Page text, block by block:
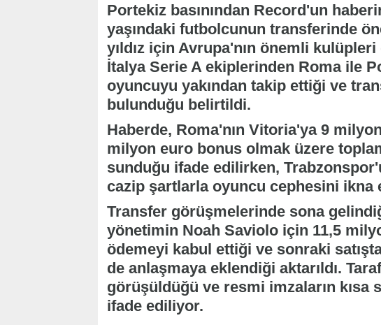
Portekiz basınından Record'un
yaşındaki futbolcunun transferinde
yıldız için Avrupa'nın önemli
İtalya Serie A ekiplerinden Roma ile
oyuncuyu yakından takip ettiği ve
bulunduğu belirtildi.
Haberde, Roma'nın Vitoria'ya 9
milyon euro bonus olmak üzere
sunduğu ifade edilirken,
cazip şartlarla oyuncu cephesini ikna
Transfer görüşmelerinde sona
yönetimin Noah Saviolo için 11,5
ödemeyi kabul ettiği ve sonraki
de anlaşmaya eklendiği aktarıldı.
görüşüldüğü ve resmi imzaların kısa
ifade ediliyor.